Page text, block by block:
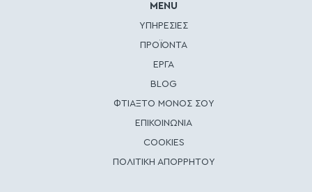
MENU
ΥΠΗΡΕΣΙΕΣ
ΠΡΟΪΟΝΤΑ
ΕΡΓΑ
BLOG
ΦΤΙΑΞΤΟ ΜΟΝΟΣ ΣΟΥ
ΕΠΙΚΟΙΝΩΝΙΑ
COOKIES
ΠΟΛΙΤΙΚΗ ΑΠΟΡΡΗΤΟΥ